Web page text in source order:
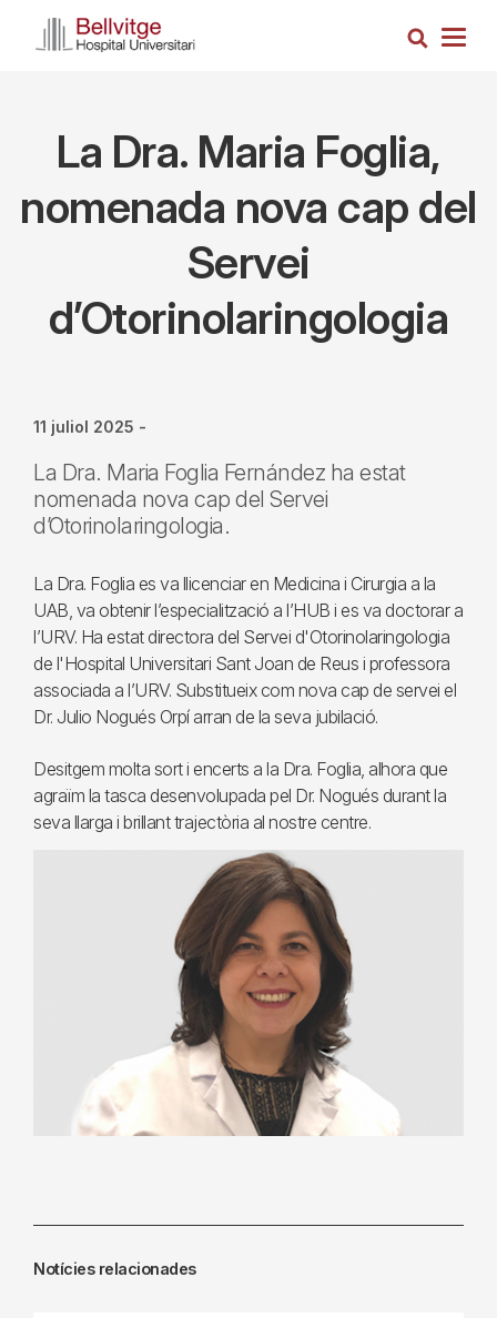
Cerca
La Dra. Maria Foglia,
nomenada nova cap del
Servei
d’Otorinolaringologia
11 juliol 2025 -
La Dra. Maria Foglia Fernández ha estat
nomenada nova cap del Servei
d’Otorinolaringologia.
La Dra. Foglia es va llicenciar en Medicina i Cirurgia a la
UAB, va obtenir l’especialització a l’HUB i es va doctorar a
l’URV. Ha estat directora del Servei d'Otorinolaringologia
de l'Hospital Universitari Sant Joan de Reus i professora
associada a l’URV. Substitueix com nova cap de servei el
Dr. Julio Nogués Orpí arran de la seva jubilació.
Desitgem molta sort i encerts a la Dra. Foglia, alhora que
agraïm la tasca desenvolupada pel Dr. Nogués durant la
seva llarga i brillant trajectòria al nostre centre.
Notícies relacionades